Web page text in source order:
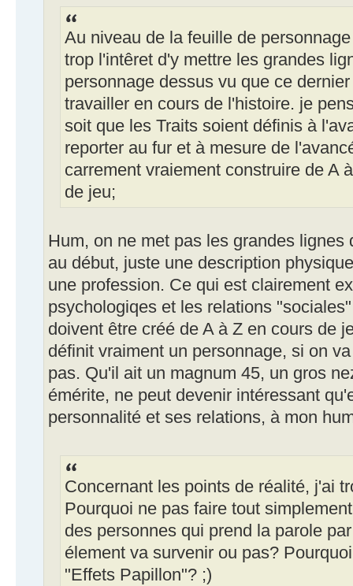
Au niveau de la feuille de
trop l'intêret d'y mettre les grandes
personnage dessus vu que ce
travailler en cours de l'histoire. je
soit que les Traits soient définis à
reporter au fur et à mesure de
carrement vraiement construire de A
de jeu;
Hum, on ne met pas les grandes lignes
au début, juste une description
une profession. Ce qui est clairement
psychologiqes et les relations
doivent être créé de A à Z en cours de
définit vraiment un personnage, si on
pas. Qu'il ait un magnum 45, un gros
émérite, ne peut devenir intéressant
personnalité et ses relations, à mon
Concernant les points de réalité, j'ai
Pourquoi ne pas faire tout
des personnes qui prend la parole
élement va survenir ou pas?
"Effets Papillon"? ;)